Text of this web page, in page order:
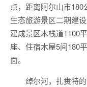
点，距离阿尔山市
生态旅游景区二期建
建成景区木栈道1100
座、住宿木屋5间180
面。
绰尔河，扎赉特